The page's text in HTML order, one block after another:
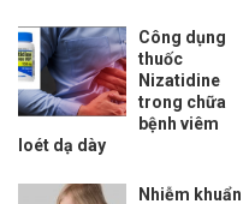
Công dụng
thuốc
Nizatidine
trong chữa
bệnh viêm
loét dạ dày
Nhiễm khuẩn